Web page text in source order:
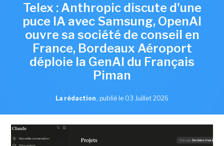
Telex : Anthropic discute d'une
puce IA avec Samsung, OpenAI
ouvre sa société de conseil en
France, Bordeaux Aéroport
déploie la GenAI du Français
Piman
La rédaction , publié le 03 Juillet 2026